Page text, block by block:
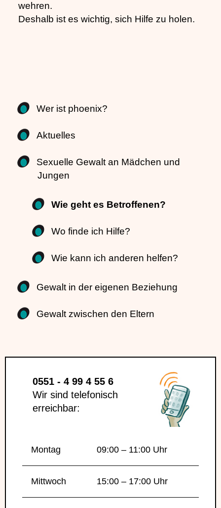
wehren.
Deshalb ist es wichtig, sich Hilfe zu holen.
Wer ist phoenix?
Aktuelles
Sexuelle Gewalt an Mädchen und
Jungen
Wie geht es Betroffenen?
Wo finde ich Hilfe?
Wie kann ich anderen helfen?
Gewalt in der eigenen Beziehung
Gewalt zwischen den Eltern
0551 - 4 99 4 55 6
Wir sind telefonisch
erreichbar:
Montag 09:00 – 11:00 Uhr
Mittwoch 15:00 – 17:00 Uhr